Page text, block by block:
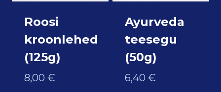
Roosi
kroonlehed
(125g)
8,00 €
Ayurveda
teesegu
(50g)
6,40 €